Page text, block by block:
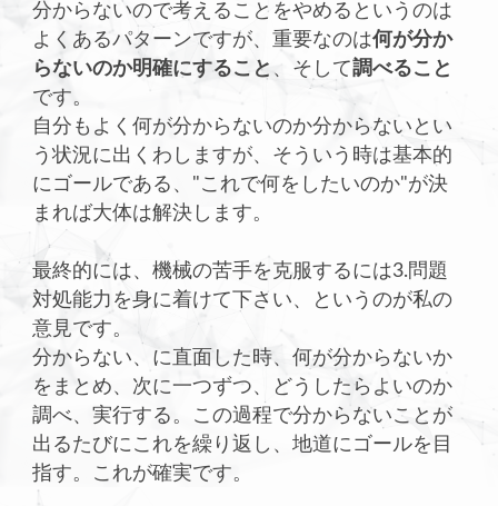
分からないので考えることをやめるというのは
よくあるパターンですが、重要なのは何が分か
らないのか明確にすること 、そして調べること
です。
自分もよく何が分からないのか分からないとい
う状況に出くわしますが、そういう時は基本的
にゴールである、"これで何をしたいのか"が決
まれば大体は解決します。
最終的には、機械の苦手を克服するには3.問題
対処能力を身に着けて下さい、というのが私の
意見です。
分からない、に直面した時、何が分からないか
をまとめ、次に一つずつ、どうしたらよいのか
調べ、実行する。この過程で分からないことが
出るたびにこれを繰り返し、地道にゴールを目
指す。これが確実です。